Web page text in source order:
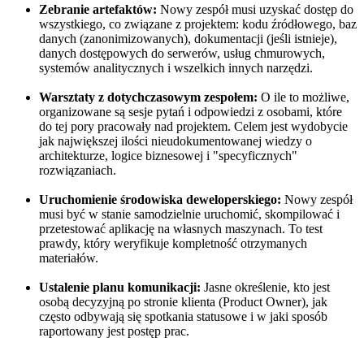
Zebranie artefaktów: Nowy zespół musi uzyskać dostęp do
wszystkiego, co związane z projektem: kodu źródłowego, baz
danych (zanonimizowanych), dokumentacji (jeśli istnieje),
danych dostępowych do serwerów, usług chmurowych,
systemów analitycznych i wszelkich innych narzędzi.
Warsztaty z dotychczasowym zespołem: O ile to możliwe,
organizowane są sesje pytań i odpowiedzi z osobami, które
do tej pory pracowały nad projektem. Celem jest wydobycie
jak największej ilości nieudokumentowanej wiedzy o
architekturze, logice biznesowej i "specyficznych"
rozwiązaniach.
Uruchomienie środowiska deweloperskiego: Nowy zespół
musi być w stanie samodzielnie uruchomić, skompilować i
przetestować aplikację na własnych maszynach. To test
prawdy, który weryfikuje kompletność otrzymanych
materiałów.
Ustalenie planu komunikacji: Jasne określenie, kto jest
osobą decyzyjną po stronie klienta (Product Owner), jak
często odbywają się spotkania statusowe i w jaki sposób
raportowany jest postęp prac.